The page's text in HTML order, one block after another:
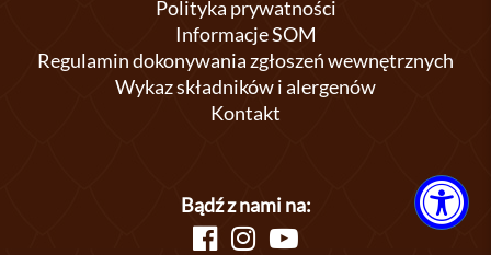
Polityka prywatności
Informacje SOM
Regulamin dokonywania zgłoszeń wewnętrznych
Wykaz składników i alergenów
Kontakt
Bądź z nami na: